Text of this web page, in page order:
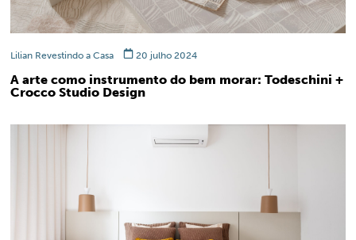
Lilian Revestindo a Casa 20 julho 2024
A arte como instrumento do bem morar: Todeschini +
Crocco Studio Design